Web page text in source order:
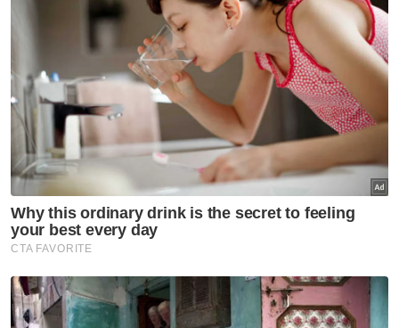
Onn Hafiz berkata kejayaan itu turut
memperkukuh agenda Maju Johor yang
memberi tumpuan kepada pembangunan
negeri yang makmur dan mampan melalui
dasar mesra pelabur serta penyediaan
infrastruktur yang lebih baik.
Artikel Berkaitan:
Bersatu Johor Bahru sasar 5,000 keahlian baharu
5,000 peluang pekerjaan swasta, temu duga
terbuka SPA di Karnival Kerjaya MFJ
Lebih 500,000 pengunjung dijangka hadiri Pesta
Chingay Johor Bahru 2025